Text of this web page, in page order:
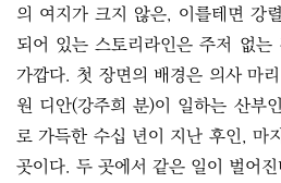
의 여지가 크지 않은, 이를테면 강
되어 있는 스토리라인은 주저 없는
가깝다. 첫 장면의 배경은 의사 마
원 디안(강주희 분)이 일하는 산부
로 가득한 수십 년이 지난 후인, 마
곳이다. 두 곳에서 같은 일이 벌어